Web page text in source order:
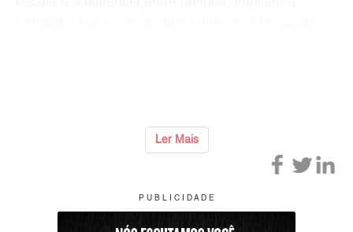
Ler Mais
P U B L I C I D A D E